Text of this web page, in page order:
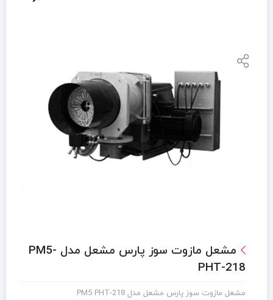
مشعل مازوت سوز پارس مشعل مدل PM5-
PHT-218
مشعل مازوت سوز پارس مشعل مدل PM5 PHT-218